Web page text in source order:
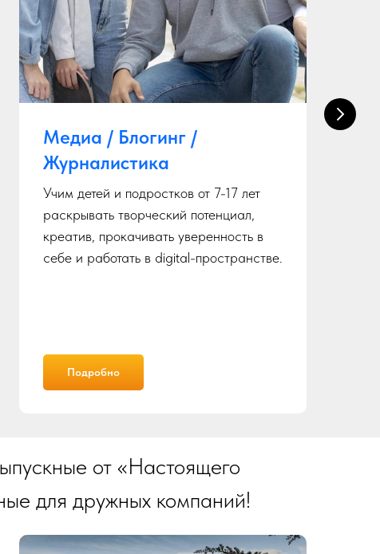
Медиа / Блогинг /
Журналистика
Учим детей и подростков от 7-17 лет
раскрывать творческий потенциал,
креатив, прокачивать уверенность в
себе и работать в digital-пространстве.
Подробно
от «Настоящего
для дружных компаний!